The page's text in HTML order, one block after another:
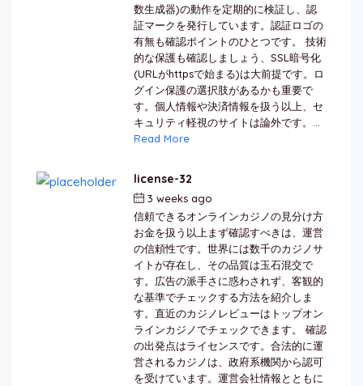
数生成器)の動作を定期的に検証し、認
証マークを発行しています。認証ロゴの
有無も確認ポイントのひとつです。 技術
的な保護も確認しましょう、SSL暗号化
(URLがhttpsで始まる)は大前提です。ロ
グイン保護の選択肢があるかも重要で
す。個人情報や決済情報を扱う以上、セ
キュリティ軽視のサイトは論外です。...
Read More
license-32
3 weeks ago
信頼できるオンラインカジノの見分け方
お金を扱う以上まず確認すべきは、運営
の信頼性です。世界には数千のカジノサ
イトが存在し、その品質は玉石混交で
す。広告の派手さに惑わされず、客観的
な基準でチェックする方法を紹介しま
す。直近のカジノレビューはトップオン
ラインカジノでチェックできます。 確認
の出発点はライセンスです。合法的に運
営されるカジノは、政府系機関から認可
を受けています。運営会社情報とともに